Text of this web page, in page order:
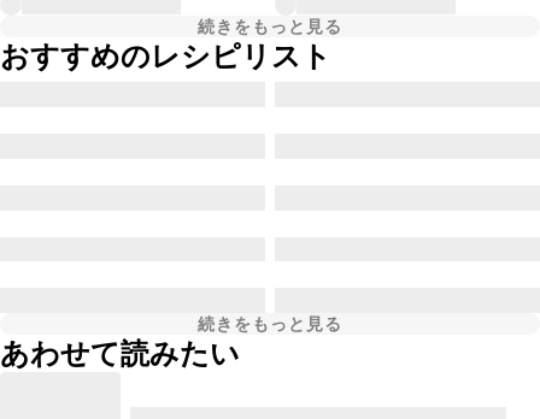
続きをもっと見る
おすすめのレシピリスト
続きをもっと見る
あわせて読みたい